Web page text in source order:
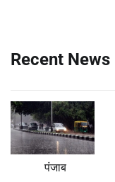
Recent News
पंजाब